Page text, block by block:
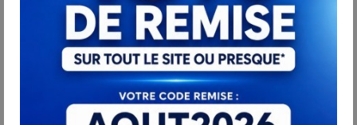
SONY ND220G DIAMANT